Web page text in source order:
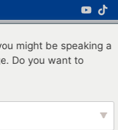
Черных...
might be speaking a
Do you want to